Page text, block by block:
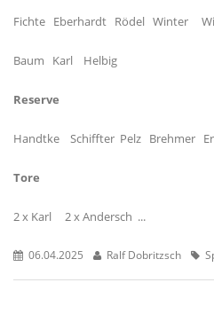
Fichte Eberhardt Rödel Winter
Baum Karl Helbig
Reserve
Handtke Schiffter Pelz Brehmer
Tore
2 x Karl 2 x Andersch ...
06.04.2025 Ralf Dobritzsch